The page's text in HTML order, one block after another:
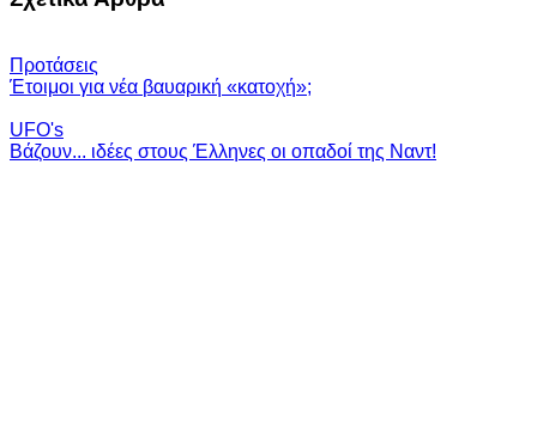
Προτάσεις
Έτοιμοι για νέα βαυαρική «κατοχή»;
UFO's
Βάζουν... ιδέες στους Έλληνες οι οπαδοί της Ναντ!